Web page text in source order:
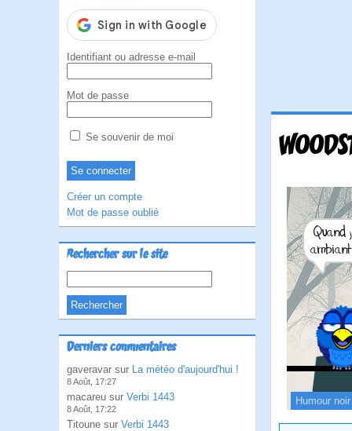
Identifiant ou adresse e-mail
Mot de passe
Se souvenir de moi
Créer un compte
Mot de passe oublié
Rechercher sur le site
Derniers commentaires
gaveravar sur La météo d'aujourd'hui !
8 Août, 17:27
macareu sur Verbi 1443
8 Août, 17:22
Titoune sur Verbi 1443
Humour noir